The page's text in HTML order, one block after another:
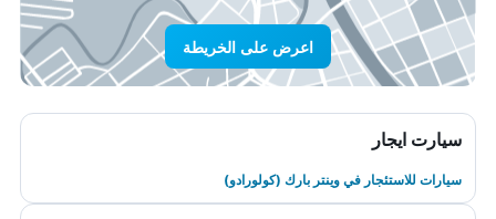
اعرض على الخريطة
سيارت ايجار
سيارات للاستئجار في وينتر بارك (كولورادو)